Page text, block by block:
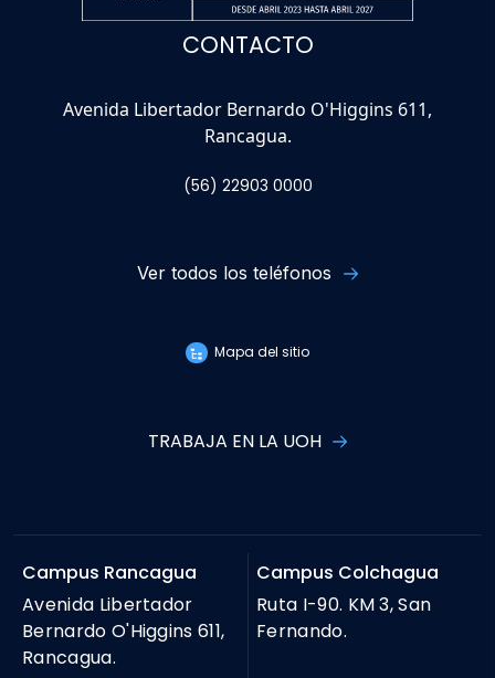
CONTACTO
Avenida Libertador Bernardo O'Higgins 611,
Rancagua.
(56) 22903 0000
Ver todos los teléfonos
Mapa del sitio
TRABAJA EN LA UOH
Campus Rancagua
Avenida Libertador
Bernardo O'Higgins 611,
Rancagua.
Campus Colchagua
Ruta I-90. KM 3, San
Fernando.